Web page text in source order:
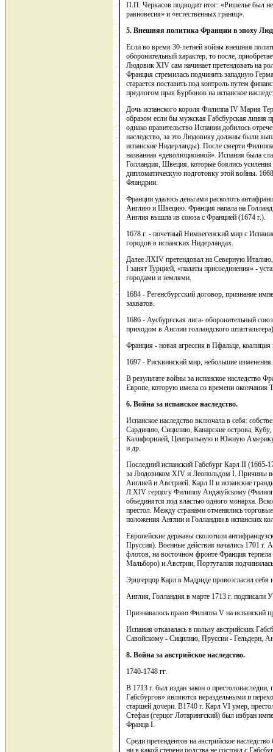
П.П. Черкасов подводит итог: «Ришелье был
равновесия» и «естественных границ».
5. Внешняя политика Франции в эпоху
Если во время 30-летней войны внешняя
оборонительный характер, то после,
Людовик XIV сам начинает претендовать на
Франция стремилась подчинить западную
старается поставить под контроль путем
предлогом прав Бурбонов на испанское
Дочь испанского короля Филиппа IV Мария
образом если бы мужская Габсбурская линия
однако правительство Испании добилось
наследство, за это Людовику должны были
испанские Нидерланды). После смерти
названная «деволюционной». Испания была
Голландия, Швеция, которые боялись
дипломатическую подготовку этой войны.
Фландрии.
Франции удалось деньгами расколоть
Англию и Швецию. Франция напала на
Англия вышла из союза с Францией (1674 г.).
1678 г. - почетный Нимвегенский мир с
городов в испанских Нидерландах.
Далее ЛXIV претендовал на Северную
I занят Турцией, «палаты присоединения» -
городами и землями.
1684 - Регенсбургский договор, признание
захватов.
1686 - Аусбургская лига- оборонительный
приходом в Англии голландского
Франция - новая агрессия в Пфальце,
1697 - Рисквинский мир, небольшие изменения.
В результате войны за испанское наследство
Европе, которую имела со времени окончания
6. Война за испанское наследство.
Испанское наследство включала в себя:
Сардинию, Сицилию, Канарские острова,
Калифорнией, Центральную и Южную
и др.
Последний испанский Габсбург Карл II (1665-
за Людовиком XIV и Леопольдом I. Причины
Англией и Австрией. Карл II и испанские
Л.XIV герцогу Филиппу Анджуйскому
объединятся под властью одного монарха.
престол. Между странами отменялись
положения Англии и Голландии в испанских
Европейские державы сколотили
Пруссия). Военные действия начались 1701 г.
флотов, на восточном фронте Франция
Мальборо) и Австрии, Португалия
Эрцгерцор Карл в Мадриде провозгласил себя
Англия, Голландия в марте 1713 г. подписали
Признавалось право Филиппа V на испанский
Испания отказалась в пользу австрийских
Савойскому - Сицилию, Пруссии - Гельдерн,
8. Война за австрийское наследство.
1740-1748 гг.
В 1713 г. был издан закон о
Габсбургов» являются нераздельными и
старшей дочери. В1740 г. Карл VI умер,
Стефан (герцог Лотарингский) был избран
Франца I.
Среди претендентов на австрийское
ни в какой степени родства не состоял с